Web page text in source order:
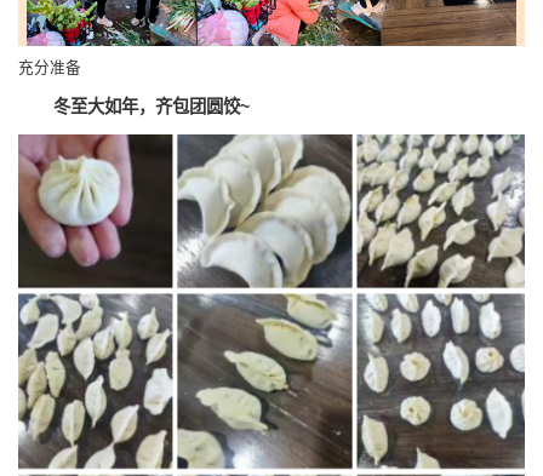
充分准备
冬至大如年，齐包团圆饺~